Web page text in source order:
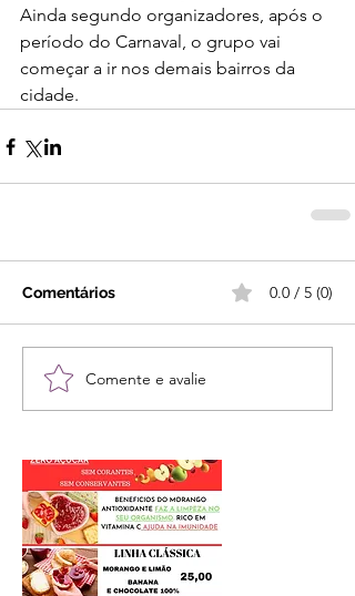
Ainda segundo organizadores, após o
período do Carnaval, o grupo vai
começar a ir nos demais bairros da
cidade.
Comentários 0.0 / 5 (0)
Comente e avalie